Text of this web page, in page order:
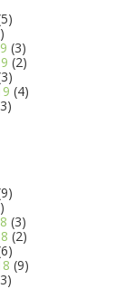
(3)
(2)
(4)
(3)
(2)
(9)